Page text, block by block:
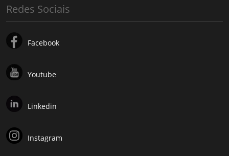
Redes Sociais
Facebook
Youtube
Linkedin
Instagram